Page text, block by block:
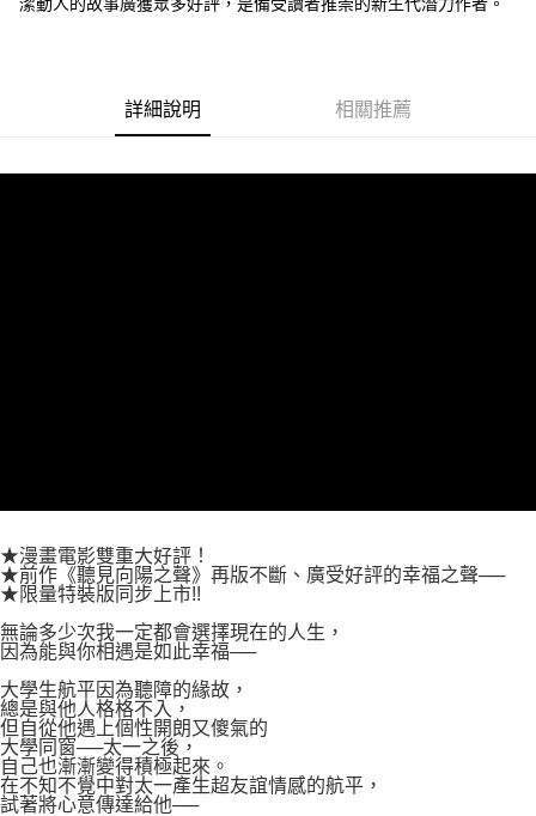
後付繳納相關費用。
詳細說明 相關推薦
★漫畫電影雙重大好評！
★前作《聽見向陽之聲》再版不斷、廣受好評的幸福之聲──
★限量特裝版同步上市!!
無論多少次我一定都會選擇現在的人生，
因為能與你相遇是如此幸福──
大學生航平因為聽障的緣故，
總是與他人格格不入，
但自從他遇上個性開朗又傻氣的
大學同窗──太一之後，
自己也漸漸變得積極起來。
在不知不覺中對太一產生超友誼情感的航平，
試著將心意傳達給他──